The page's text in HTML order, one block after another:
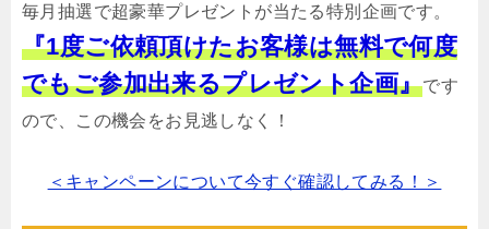
毎月抽選で超豪華プレゼントが当たる特別企画です。
『1度ご依頼頂けたお客様は無料で何度
でもご参加出来るプレゼント企画』です
ので、この機会をお見逃しなく！
＜キャンペーンについて今すぐ確認してみる！＞